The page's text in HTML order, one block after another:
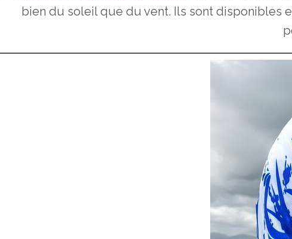
bien du soleil que du vent. Ils sont disponibles